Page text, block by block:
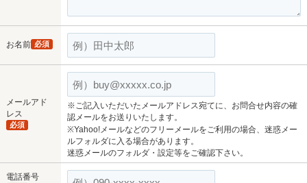
お名前 必須
メールアド
レス
必須
※ご記入いただいたメールアドレス宛てに、お問合せ内容の確
認メールをお送りいたします。
※Yahoo!メールなどのフリーメールをご利用の場合、迷惑メー
ルフォルダに入る場合があります。
迷惑メールのフォルダ・設定等をご確認下さい。
電話番号